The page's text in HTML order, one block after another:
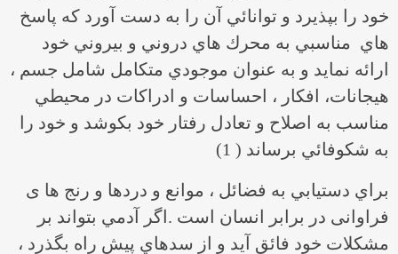
خود را بپذيرد و توانائي آن را به دست آورد كه پاسخ
هاي مناسبي به محرك هاي دروني و بيروني خود
ارائه نمايد و به عنوان موجودي متكامل شامل جسم ،
هيجانات، افكار ، احساسات و ادراكات در محيطي
مناسب به اصلاح و تعادل رفتار خود بكوشد و خود را
به شكوفائي برساند ( 1)
براي دستيابي به فضائل ، موانع و دردها و رنج ها ی
فراوانی در برابر انسان است .اگر آدمي بتواند بر
مشكلات خود فائق آيد و از سدهاي پيش راه بگذرد ،